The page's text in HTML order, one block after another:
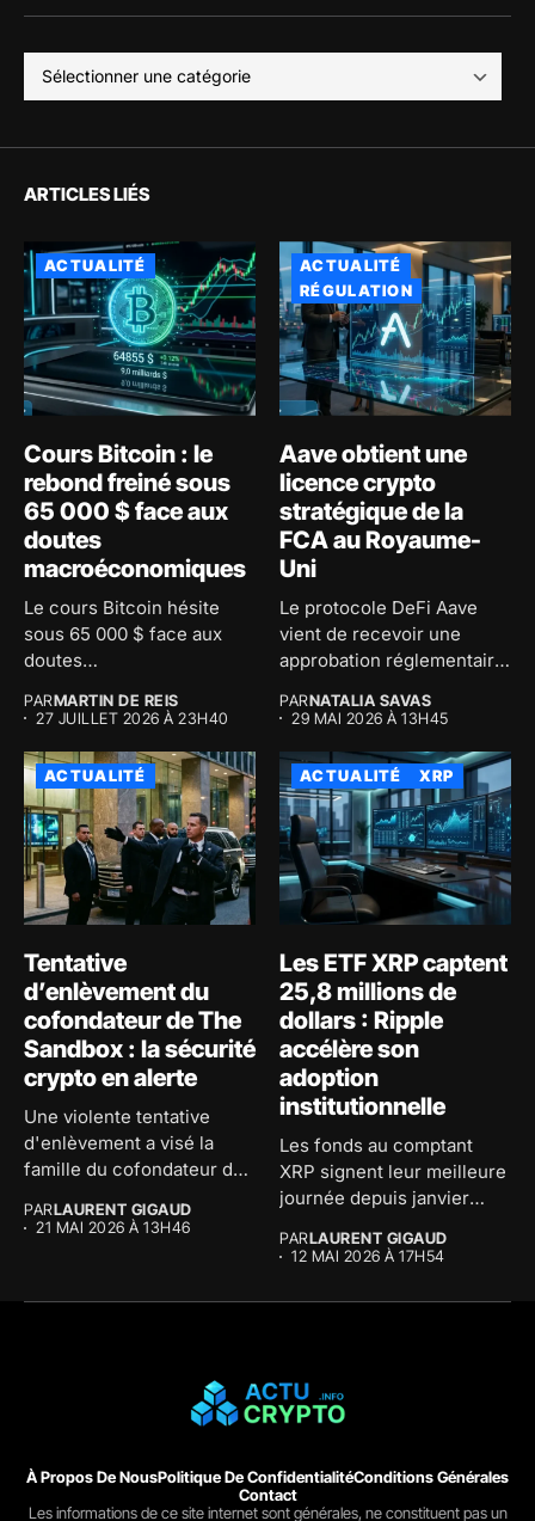
ARTICLES LIÉS
ACTUALITÉ
Cours Bitcoin : le
rebond freiné sous
65 000 $ face aux
doutes
macroéconomiques
Le cours Bitcoin hésite
sous 65 000 $ face aux
doutes
PARMARTIN DE REIS
27 JUILLET 2026 À 23H40
ACTUALITÉ
RÉGULATION
Aave obtient une
licence crypto
stratégique de la
FCA au Royaume-
Uni
Le protocole DeFi Aave
vient de recevoir une
approbation réglementaire
PARNATALIA SAVAS
29 MAI 2026 À 13H45
ACTUALITÉ
Tentative
d’enlèvement du
cofondateur de The
Sandbox : la sécurité
crypto en alerte
Une violente tentative
d'enlèvement a visé la
famille du cofondateur de
PARLAURENT GIGAUD
21 MAI 2026 À 13H46
ACTUALITÉ XRP
Les ETF XRP captent
25,8 millions de
dollars : Ripple
accélère son
adoption
institutionnelle
Les fonds au comptant
XRP signent leur meilleure
journée depuis janvier
PARLAURENT GIGAUD
12 MAI 2026 À 17H54
À Propos De NousPolitique De ConfidentialitéConditions Générales
Contact
Les informations de ce site internet sont générales, ne constituent pas un